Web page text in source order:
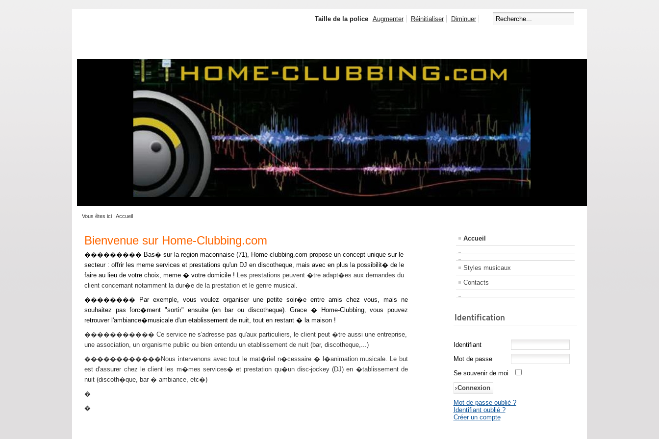
Taille de la police Augmenter Réinitialiser Diminuer
Vous êtes ici : Accueil
Bienvenue sur Home-Clubbing.com
��������� Bas� sur la region maconnaise (71), Home-clubbing.com propose un concept unique sur le
secteur : offrir les meme services et prestations qu'un DJ en discotheque, mais avec en plus la possibilit� de le
faire au lieu de votre choix, meme � votre domicile ! Les prestations peuvent �tre adapt�es aux demandes du
client concernant notamment la dur�e de la prestation et le genre musical.
�������� Par exemple, vous voulez organiser une petite soir�e entre amis chez vous, mais ne
souhaitez pas forc�ment "sortir" ensuite (en bar ou discotheque). Grace � Home-Clubbing, vous pouvez
retrouver l'ambiance�musicale d'un etablissement de nuit, tout en restant � la maison !
����������� Ce service ne s'adresse pas qu'aux particuliers, le client peut �tre aussi une entreprise,
une association, un organisme public ou bien entendu un etablissement de nuit (bar, discotheque,...)
������������Nous intervenons avec tout le mat�riel n�cessaire � l�animation musicale. Le but
est d'assurer chez le client les m�mes services� et prestation qu�un disc-jockey (DJ) en �tablissement de
nuit (discoth�que, bar � ambiance, etc�)
�
�
Accueil
Styles musicaux
Contacts
Identification
Identifiant
Mot de passe
Se souvenir de moi
Mot de passe oublié ?
Identifiant oublié ?
Créer un compte